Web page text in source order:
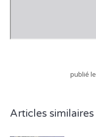
publié le
Articles similaires